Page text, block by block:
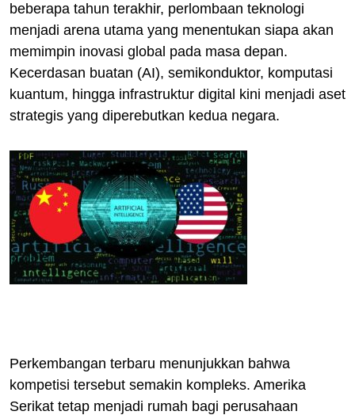
beberapa tahun terakhir, perlombaan teknologi
menjadi arena utama yang menentukan siapa akan
memimpin inovasi global pada masa depan.
Kecerdasan buatan (AI), semikonduktor, komputasi
kuantum, hingga infrastruktur digital kini menjadi aset
strategis yang diperebutkan kedua negara.
Perkembangan terbaru menunjukkan bahwa
kompetisi tersebut semakin kompleks. Amerika
Serikat tetap menjadi rumah bagi perusahaan